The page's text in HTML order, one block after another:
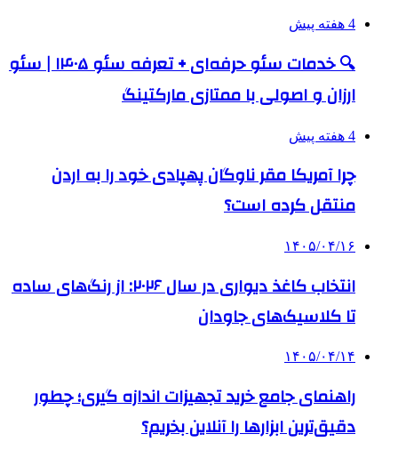
4 هفته پیش
🔍 خدمات سئو حرفه‌ای + تعرفه سئو ۱۴۰۵ | سئو
ارزان و اصولی با ممتازی مارکتینگ
4 هفته پیش
چرا آمریکا مقر ناوگان پهپادی خود را به اردن
منتقل کرده است؟
۱۴۰۵/۰۴/۱۶
انتخاب کاغذ دیواری در سال ۲۰۲۶: از رنگ‌های ساده
تا کلاسیک‌های جاودان
۱۴۰۵/۰۴/۱۴
راهنمای جامع خرید تجهیزات اندازه گیری؛ چطور
دقیق‌ترین ابزارها را آنلاین بخریم؟